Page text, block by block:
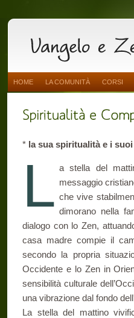
HOME LA COMUNITÀ CORSI
* la sua spiritualità e i
L a stella del
messaggio
che vive
dimorano nella
dialogo con lo Zen,
casa madre compie il
secondo la propria
Occidente e lo Zen in
sensibilità culturale
una vibrazione dal fondo
La stella del mattino